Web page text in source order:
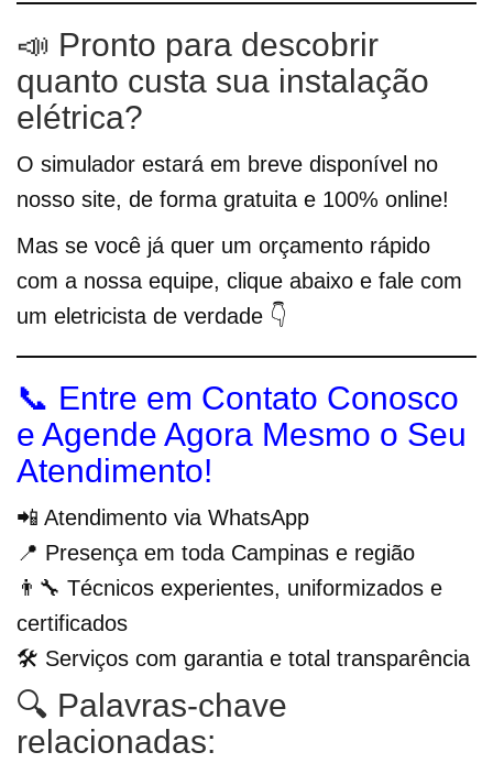
📣 Pronto para descobrir
quanto custa sua instalação
elétrica?
O simulador estará em breve disponível no
nosso site, de forma gratuita e 100% online!
Mas se você já quer um orçamento rápido
com a nossa equipe, clique abaixo e fale com
um eletricista de verdade 👇
📞 Entre em Contato Conosco
e Agende Agora Mesmo o Seu
Atendimento!
📲 Atendimento via WhatsApp
📍 Presença em toda Campinas e região
👨‍🔧 Técnicos experientes, uniformizados e
certificados
🛠️ Serviços com garantia e total transparência
🔍 Palavras-chave
relacionadas: